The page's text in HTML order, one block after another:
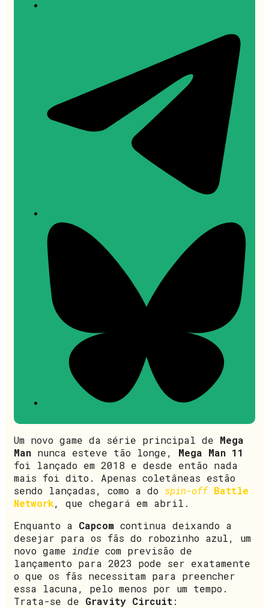
Um novo game da série principal de Mega
Man nunca esteve tão longe, Mega Man 11
foi lançado em 2018 e desde então nada
mais foi dito. Apenas coletâneas estão
sendo lançadas, como a do spin-off Battle
Network, que chegará em abril.
Enquanto a Capcom continua deixando a
desejar para os fãs do robozinho azul, um
novo game indie com previsão de
lançamento para 2023 pode ser exatamente
o que os fãs necessitam para preencher
essa lacuna, pelo menos por um tempo.
Trata-se de Gravity Circuit: